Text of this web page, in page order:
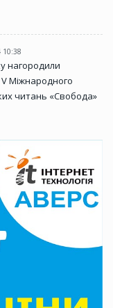
10:38
нагородили
V Міжнародного
читань «Свобода»